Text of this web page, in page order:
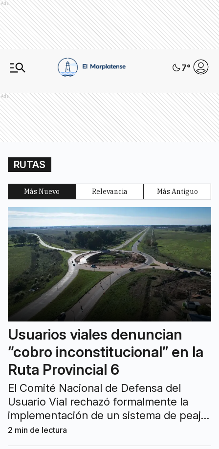
Ads
7°
Ads
RUTAS
Más Nuevo Relevancia Más Antiguo
Usuarios viales denuncian
“cobro inconstitucional” en la
Ruta Provincial 6
El Comité Nacional de Defensa del
Usuario Vial rechazó formalmente la
implementación de un sistema de peaje
directo, con la instalación de tres
estaciones de cobro.
2 min de lectura